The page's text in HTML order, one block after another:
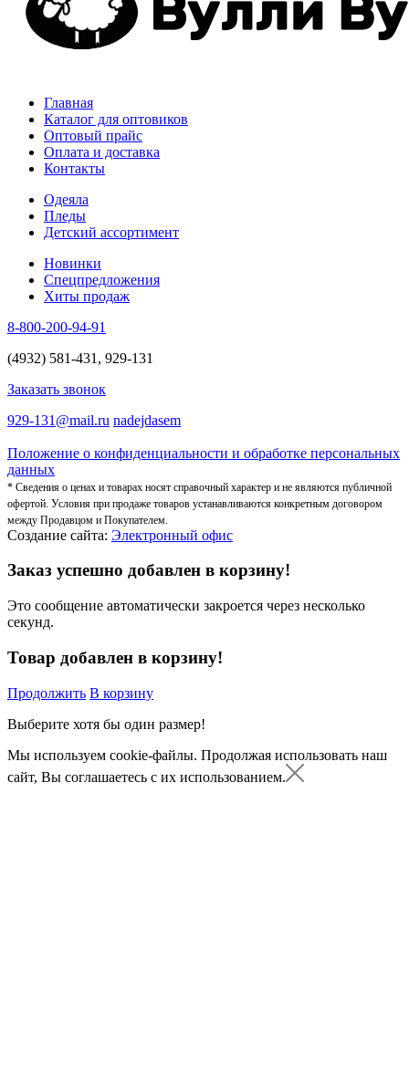
Главная
Каталог для оптовиков
Оптовый прайс
Оплата и доставка
Контакты
Одеяла
Пледы
Детский ассортимент
Новинки
Спецпредложения
Хиты продаж
8-800-200-94-91
(4932) 581-431, 929-131
Заказать звонок
929-131@mail.ru nadejdasem
Положение о конфиденциальности и обработке персональных
данных
* Сведения о ценах и товарах носят справочный характер и не являются публичной
офертой. Условия при продаже товаров устанавливаются конкретным договором
между Продавцом и Покупателем.
Создание сайта: Электронный офис
Заказ успешно добавлен в корзину!
Это сообщение автоматически закроется через несколько
секунд.
Товар добавлен в корзину!
Продолжить В корзину
Выберите хотя бы один размер!
Мы используем cookie-файлы. Продолжая использовать наш
сайт, Вы соглашаетесь с их использованием.